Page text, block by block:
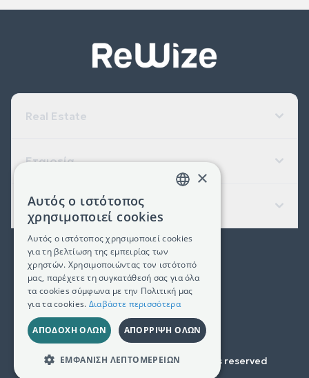
Real Estate
Εταιρεία
Χρήσιμοι Σύνδεσμοι
(+30) 2311 24.15.60
FacebookInstagram
Γ.Ε.ΜΗ. 181367406000
Copyright © 2023-2026All rights reserved
×
Αυτός ο ιστότοπος
χρησιμοποιεί cookies
Αυτός ο ιστότοπος χρησιμοποιεί cookies
για τη βελτίωση της εμπειρίας των
χρηστών. Χρησιμοποιώντας τον ιστότοπό
μας, παρέχετε τη συγκατάθεσή σας για όλα
τα cookies σύμφωνα με την Πολιτική μας
για τα cookies. Διαβάστε περισσότερα
ΑΠΟΔΟΧΉ ΌΛΩΝ ΑΠΌΡΡΙΨΗ ΌΛΩΝ
ΕΜΦΆΝΙΣΗ ΛΕΠΤΟΜΕΡΕΙΏΝ